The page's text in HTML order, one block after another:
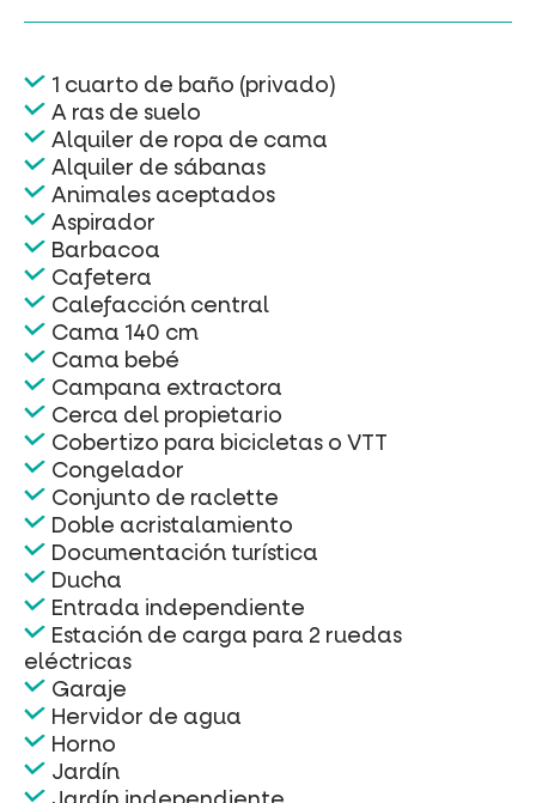
1 cuarto de baño (privado)
A ras de suelo
Alquiler de ropa de cama
Alquiler de sábanas
Animales aceptados
Aspirador
Barbacoa
Cafetera
Calefacción central
Cama 140 cm
Cama bebé
Campana extractora
Cerca del propietario
Cobertizo para bicicletas o VTT
Congelador
Conjunto de raclette
Doble acristalamiento
Documentación turística
Ducha
Entrada independiente
Estación de carga para 2 ruedas
eléctricas
Garaje
Hervidor de agua
Horno
Jardín